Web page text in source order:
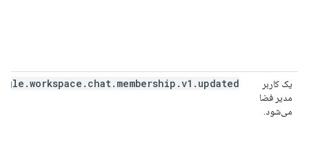
یک کاربر
مدیر فضا
می‌شود.